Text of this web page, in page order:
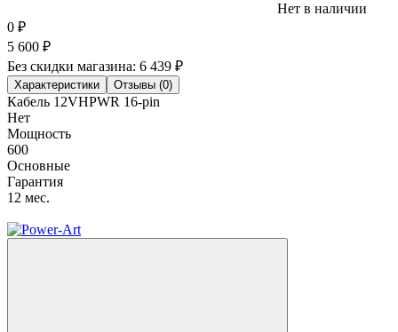
Нет в наличии
0 ₽
5 600 ₽
Без скидки магазина: 6 439 ₽
Характеристики Отзывы (0)
Кабель 12VHPWR 16-pin
Нет
Мощность
600
Основные
Гарантия
12 мес.